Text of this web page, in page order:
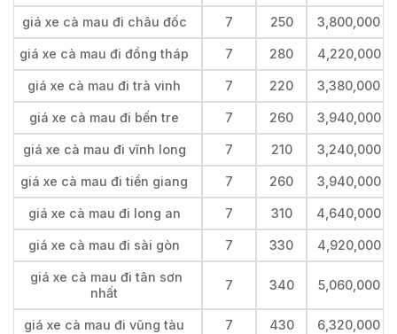
giá xe cà mau đi châu đốc 7 250 3,800,000
giá xe cà mau đi đồng tháp 7 280 4,220,000
giá xe cà mau đi trà vinh 7 220 3,380,000
giá xe cà mau đi bến tre 7 260 3,940,000
giá xe cà mau đi vĩnh long 7 210 3,240,000
giá xe cà mau đi tiền giang 7 260 3,940,000
giá xe cà mau đi long an 7 310 4,640,000
giá xe cà mau đi sài gòn 7 330 4,920,000
giá xe cà mau đi tân sơn
nhất
7 340 5,060,000
giá xe cà mau đi vũng tàu 7 430 6,320,000